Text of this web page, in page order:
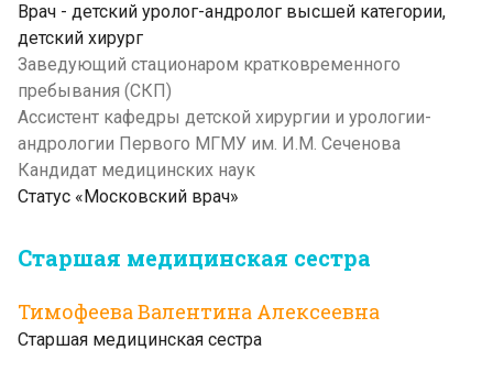
Врач - детский уролог-андролог высшей категории,
детский хирург
Заведующий стационаром кратковременного
пребывания (СКП)
Ассистент кафедры детской хирургии и урологии-
андрологии Первого МГМУ им. И.М. Сеченова
Кандидат медицинских наук
Статус «Московский врач»
Старшая медицинская сестра
Тимофеева Валентина Алексеевна
Старшая медицинская сестра